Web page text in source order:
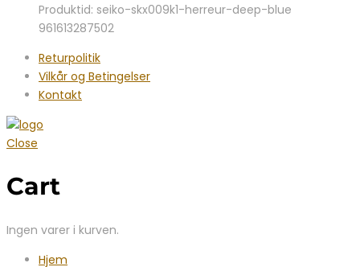
Produktid: seiko-skx009k1-herreur-deep-blue
961613287502
Returpolitik
Vilkår og Betingelser
Kontakt
Close
Cart
Ingen varer i kurven.
Hjem